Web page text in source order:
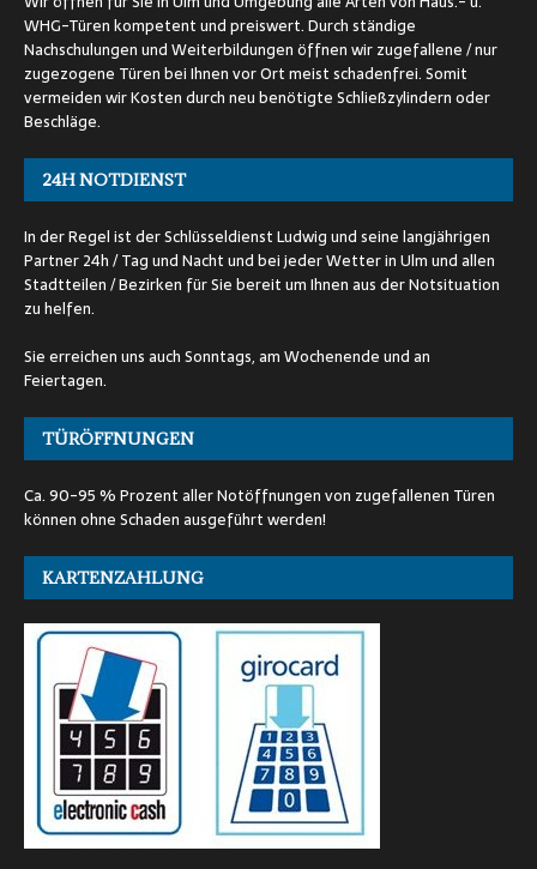
WHG-Türen kompetent und preiswert. Durch ständige
Nachschulungen und Weiterbildungen öffnen wir zugefallene / nur
zugezogene Türen bei Ihnen vor Ort meist schadenfrei. Somit
vermeiden wir Kosten durch neu benötigte Schließzylindern oder
Beschläge.
24H NOTDIENST
In der Regel ist der Schlüsseldienst Ludwig und seine langjährigen
Partner 24h / Tag und Nacht und bei jeder Wetter in Ulm und allen
Stadtteilen / Bezirken für Sie bereit um Ihnen aus der Notsituation
zu helfen.
Sie erreichen uns auch Sonntags, am Wochenende und an
Feiertagen.
TÜRÖFFNUNGEN
Ca. 90-95 % Prozent aller Notöffnungen von zugefallenen Türen
können ohne Schaden ausgeführt werden!
KARTENZAHLUNG